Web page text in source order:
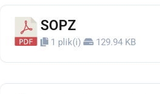
SOPZ
1 plik(i) 129.94 KB